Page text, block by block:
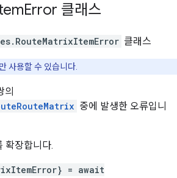
Error 클래스
. RouteMatrixItemError 클래스
사용할 수 있습니다.
의
중에 발생한 오류입니
확장합니다.
= await